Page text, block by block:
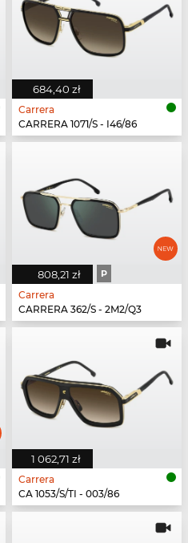
684,40 zł
Carrera
CARRERA 1071/S - I46/86
808,21 zł P
Carrera
CARRERA 362/S - 2M2/Q3
1 062,71 zł
Carrera
CA 1053/S/TI - 003/86